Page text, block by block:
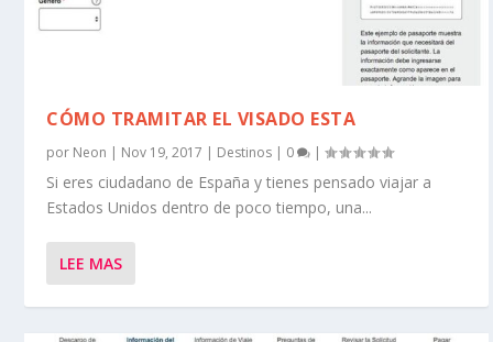
CÓMO TRAMITAR EL VISADO ESTA
por Neon | Nov 19, 2017 | Destinos | 0 |
Si eres ciudadano de España y tienes pensado viajar a
Estados Unidos dentro de poco tiempo, una...
LEE MAS